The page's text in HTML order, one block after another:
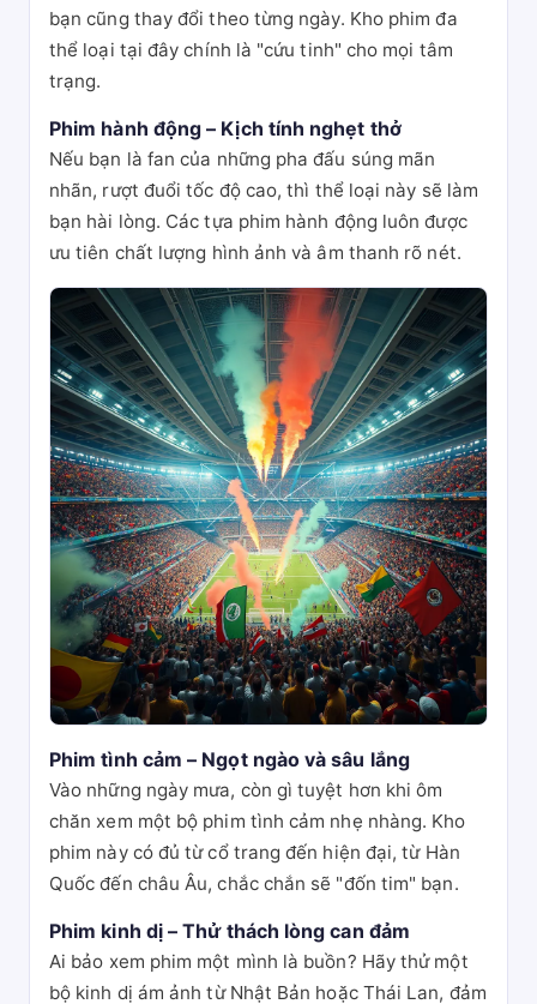
bạn cũng thay đổi theo từng ngày. Kho phim đa
thể loại tại đây chính là "cứu tinh" cho mọi tâm
trạng.
Phim hành động – Kịch tính nghẹt thở
Nếu bạn là fan của những pha đấu súng mãn
nhãn, rượt đuổi tốc độ cao, thì thể loại này sẽ làm
bạn hài lòng. Các tựa phim hành động luôn được
ưu tiên chất lượng hình ảnh và âm thanh rõ nét.
Phim tình cảm – Ngọt ngào và sâu lắng
Vào những ngày mưa, còn gì tuyệt hơn khi ôm
chăn xem một bộ phim tình cảm nhẹ nhàng. Kho
phim này có đủ từ cổ trang đến hiện đại, từ Hàn
Quốc đến châu Âu, chắc chắn sẽ "đốn tim" bạn.
Phim kinh dị – Thử thách lòng can đảm
Ai bảo xem phim một mình là buồn? Hãy thử một
bộ kinh dị ám ảnh từ Nhật Bản hoặc Thái Lan, đảm